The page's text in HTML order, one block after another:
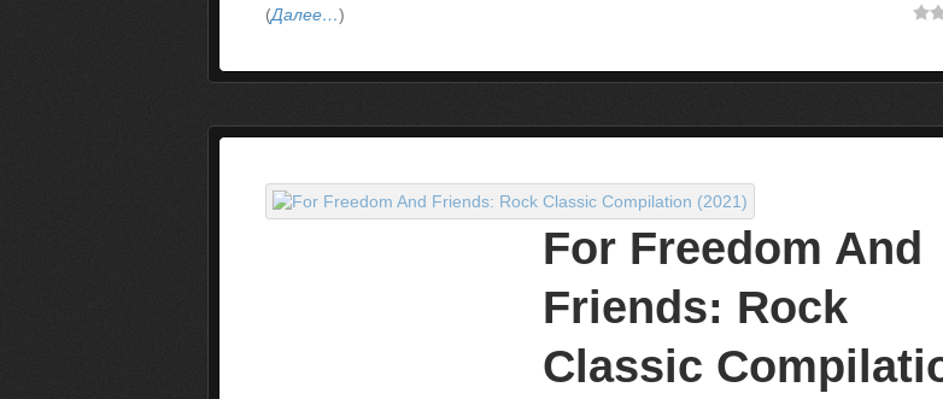
(Далее…)
For Freedom And
Friends: Rock
Classic